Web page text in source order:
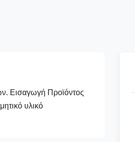
Εισαγωγή Προϊόντος
υλικό